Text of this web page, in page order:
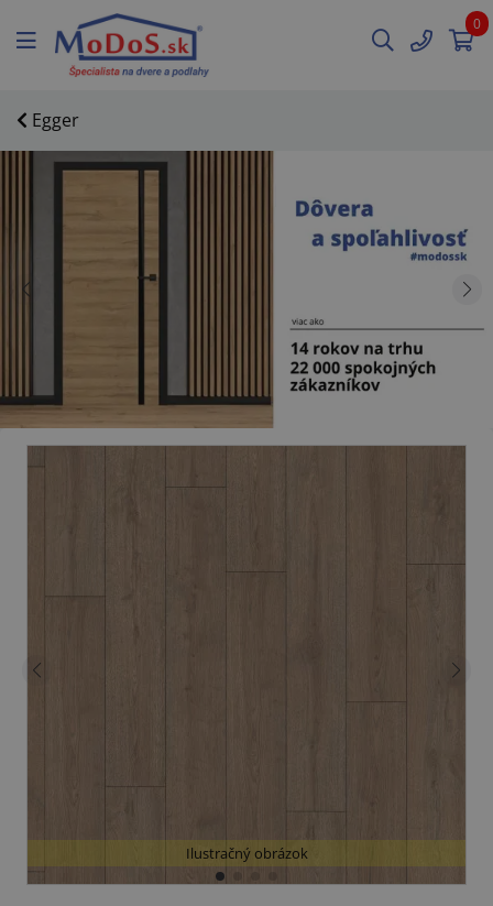
0
Egger
Ilustračný obrázok